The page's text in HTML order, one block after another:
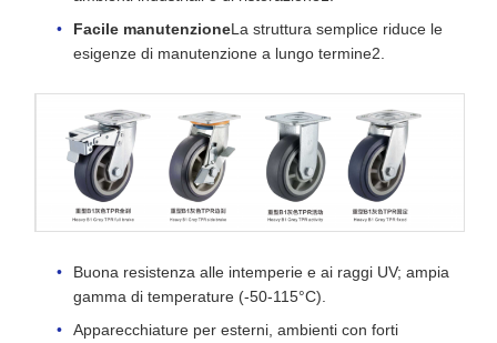
Facile manutenzioneLa struttura semplice riduce le
esigenze di manutenzione a lungo termine2.
Buona resistenza alle intemperie e ai raggi UV; ampia
gamma di temperature (-50-115°C).
Apparecchiature per esterni, ambienti con forti